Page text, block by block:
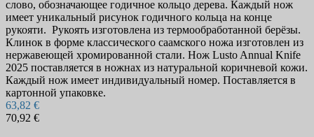
слово, обозначающее годичное кольцо дерева. Каждый нож
имеет уникальный рисунок годичного кольца на конце
рукояти. Рукоять изготовлена из термообработанной берёзы.
Клинок в форме классического саамского ножа изготовлен из
нержавеющей хромированной стали. Нож Lusto Annual Knife
2025 поставляется в ножнах из натуральной коричневой кожи.
Каждый нож имеет индивидуальный номер. Поставляется в
картонной упаковке.
63,82 €
70,92 €